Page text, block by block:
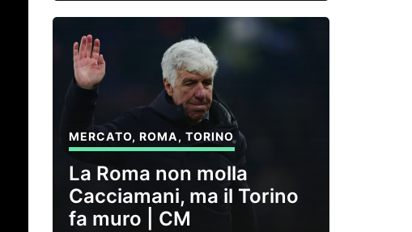
MERCATO,ROMA, TORINO
La Roma non molla
Cacciamani, ma il Torino
fa muro | CM